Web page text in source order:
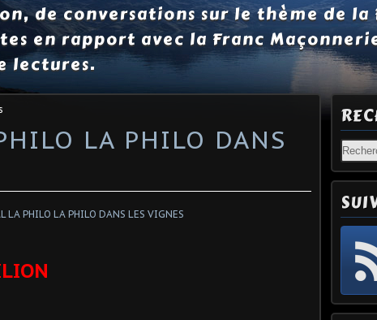
de conversations sur le thème de la
en rapport avec la Franc
lectures.
LA PHILO DANS